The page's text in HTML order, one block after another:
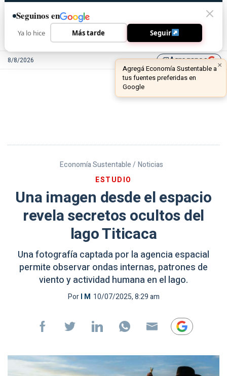
8/8/2026 library_addAgreganos
Economía Sustentable / Noticias
ESTUDIO
Una imagen desde el espacio
revela secretos ocultos del
lago Titicaca
Una fotografía captada por la agencia espacial
permite observar ondas internas, patrones de
viento y actividad humana en el lago.
PorI M 10/07/2025, 8:29 am
Seguinos en
Ya lo hice Más tarde Seguir